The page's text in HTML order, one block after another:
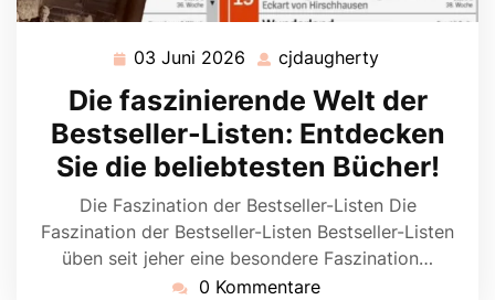
03 Juni 2026 03
2026
cjdaugherty
Die faszinierende Welt der
Bestseller-Listen: Entdecken
Sie die beliebtesten Bücher!
Die Faszination der Bestseller-Listen Die
Faszination der Bestseller-Listen Bestseller-Listen
üben seit jeher eine besondere Faszination…
0 Kommentare